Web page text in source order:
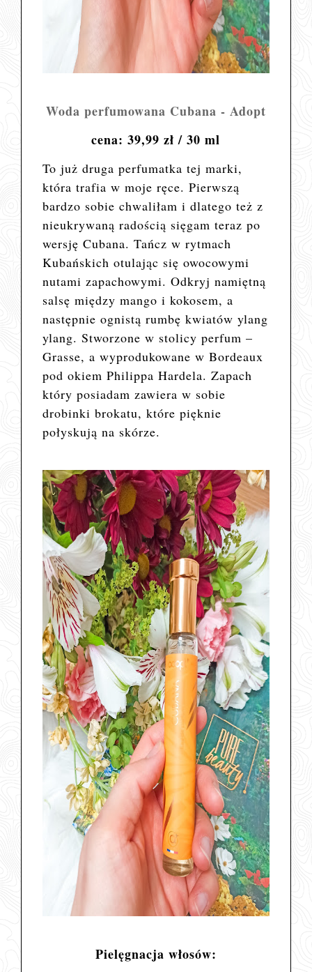
Woda perfumowana Cubana - Adopt
cena: 39,99 zł / 30 ml
To już druga perfumatka tej marki,
która trafia w moje ręce. Pierwszą
bardzo sobie chwaliłam i dlatego też z
nieukrywaną radością sięgam teraz po
wersję Cubana. Tańcz w rytmach
Kubańskich otulając się owocowymi
nutami zapachowymi. Odkryj namiętną
salsę między mango i kokosem, a
następnie ognistą rumbę kwiatów ylang
ylang. Stworzone w stolicy perfum –
Grasse, a wyprodukowane w Bordeaux
pod okiem Philippa Hardela. Zapach
który posiadam zawiera w sobie
drobinki brokatu, które pięknie
połyskują na skórze.
Pielęgnacja włosów: